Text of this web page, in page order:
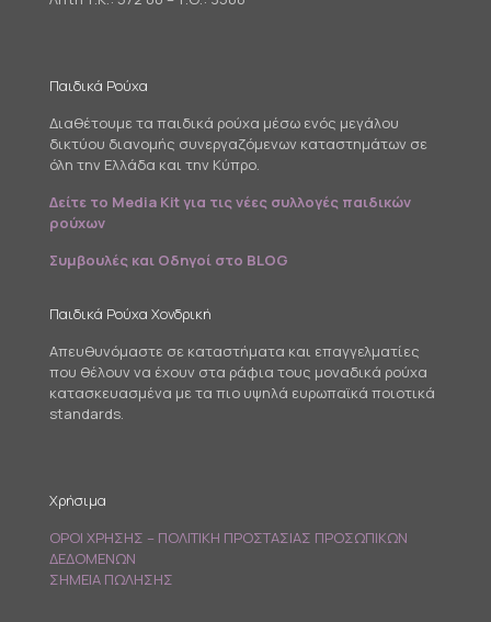
Παιδικά Ρούχα
Διαθέτουμε τα παιδικά ρούχα μέσω ενός μεγάλου
δικτύου διανομής συνεργαζόμενων καταστημάτων σε
όλη την Ελλάδα και την Κύπρο.
Δείτε το Media Kit για τις νέες συλλογές παιδικών
ρούχων
Συμβουλές και Οδηγοί στο BLOG
Παιδικά Ρούχα Χονδρική
Απευθυνόμαστε σε καταστήματα και επαγγελματίες
που θέλουν να έχουν στα ράφια τους μοναδικά ρούχα
κατασκευασμένα με τα πιο υψηλά ευρωπαϊκά ποιοτικά
standards.
Χρήσιμα
ΟΡΟΙ ΧΡΗΣΗΣ – ΠΟΛΙΤΙΚΗ ΠΡΟΣΤΑΣΙΑΣ ΠΡΟΣΩΠΙΚΩΝ
ΔΕΔΟΜΕΝΩΝ
ΣΗΜΕΙΑ ΠΩΛΗΣΗΣ